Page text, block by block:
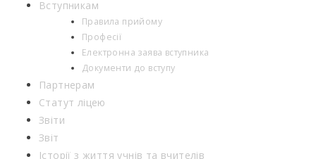
Вступникам
Правила прийому
Професії
Електронна заява вступника
Документи до вступу
Партнерам
Статут ліцею
Звіти
Звіт
Історії з життя учнів та вчителів